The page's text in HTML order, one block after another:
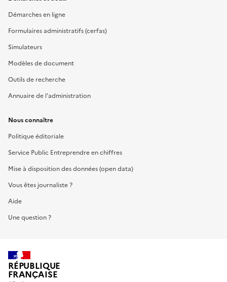
Démarches en ligne
Formulaires administratifs (cerfas)
Simulateurs
Modèles de document
Outils de recherche
Annuaire de l'administration
Nous connaître
Politique éditoriale
Service Public Entreprendre en chiffres
Mise à disposition des données (open data)
Vous êtes journaliste ?
Aide
Une question ?
RÉPUBLIQUE
FRANÇAISE